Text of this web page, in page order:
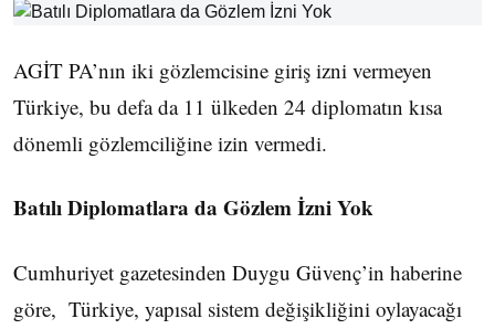
AGİT PA’nın iki gözlemcisine giriş izni vermeyen
Türkiye, bu defa da 11 ülkeden 24 diplomatın kısa
dönemli gözlemciliğine izin vermedi.
Batılı Diplomatlara da Gözlem İzni Yok
Cumhuriyet gazetesinden Duygu Güvenç’in haberine
göre, Türkiye, yapısal sistem değişikliğini oylayacağı